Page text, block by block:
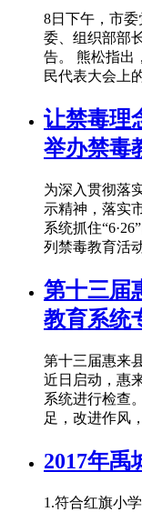
8日下午，市
委、组织部部
告。 熊松指出
民代表大会上
让禁毒理
举办禁毒
为深入贯彻落
示精神，落实
系统抓住
列禁毒教育活
第十三届
教育系统
第十三届惠来
近日启动，惠
系统进行检查
足，改进作风
2017年禹
1.符合红旗小